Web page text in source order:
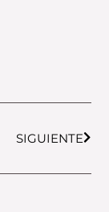
SIGUIENTE